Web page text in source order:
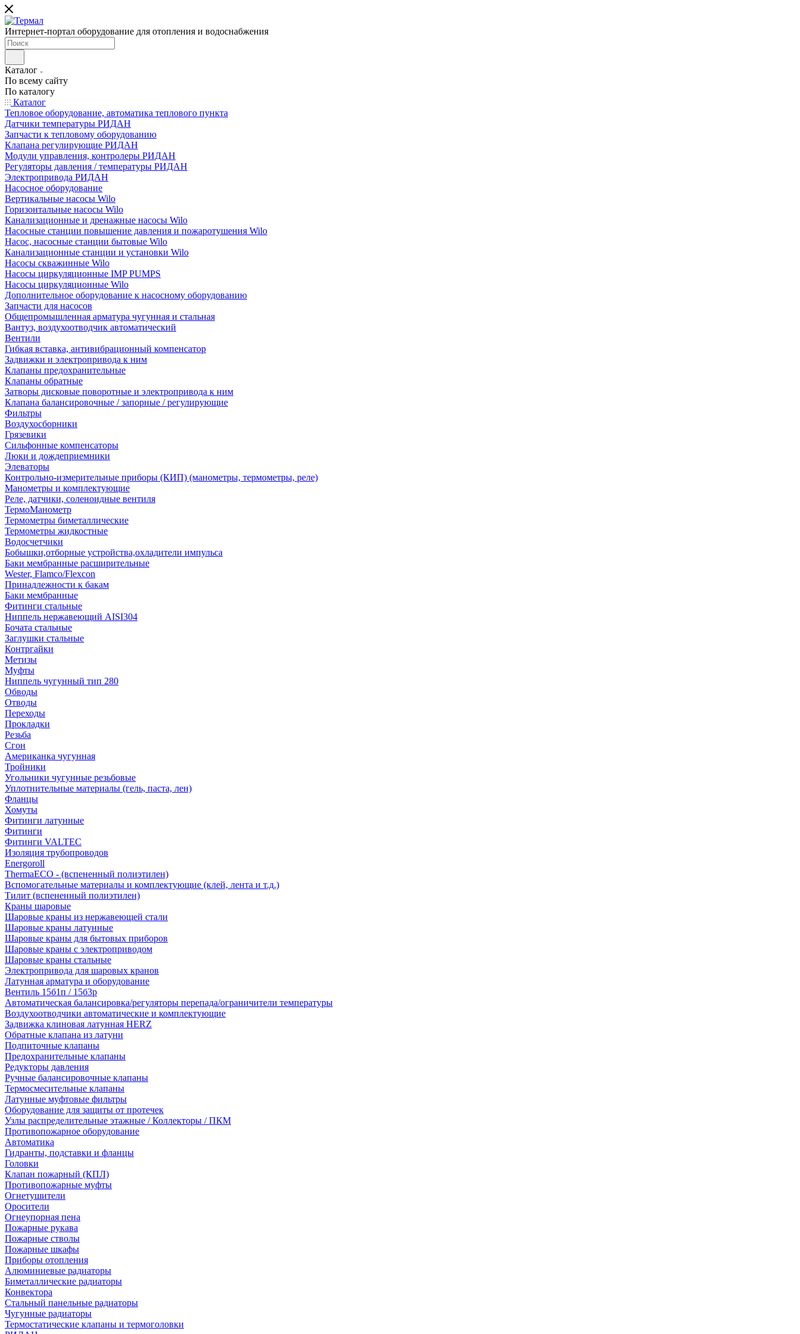
Интернет-портал оборудование для отопления и водоснабжения
Каталог
По всему сайту
По каталогу
Каталог
Тепловое оборудование, автоматика теплового пункта
Датчики температуры РИДАН
Запчасти к тепловому оборудованию
Клапана регулирующие РИДАН
Модули управления, контролеры РИДАН
Регуляторы давления / температуры РИДАН
Электропривода РИДАН
Насосное оборудование
Вертикальные насосы Wilo
Горизонтальные насосы Wilo
Канализационные и дренажные насосы Wilo
Насосные станции повышение давления и пожаротушения Wilo
Насос, насосные станции бытовые Wilo
Канализационные станции и установки Wilo
Насосы скважинные Wilo
Насосы циркуляционные IMP PUMPS
Насосы циркуляционные Wilo
Дополнительное оборудование к насосному оборудованию
Запчасти для насосов
Общепромышленная арматура чугунная и стальная
Вантуз, воздухоотводчик автоматический
Вентили
Гибкая вставка, антивибрационный компенсатор
Задвижки и электропривода к ним
Клапаны предохранительные
Клапаны обратные
Затворы дисковые поворотные и электропривода к ним
Клапана балансировочные / запорные / регулирующие
Фильтры
Воздухосборники
Грязевики
Сильфонные компенсаторы
Люки и дождеприемники
Элеваторы
Контрольно-измерительные приборы (КИП) (манометры, термометры, реле)
Манометры и комплектующие
Реле, датчики, соленоидные вентиля
ТермоМанометр
Термометры биметаллические
Термометры жидкостные
Водосчетчики
Бобышки,отборные устройства,охладители импульса
Баки мембранные расширительные
Wester, Flamco/Flexcon
Принадлежности к бакам
Баки мембранные
Фитинги стальные
Ниппель нержавеющий AISI304
Бочата стальные
Заглушки стальные
Контргайки
Метизы
Муфты
Ниппель чугунный тип 280
Обводы
Отводы
Переходы
Прокладки
Резьба
Сгон
Американка чугунная
Тройники
Угольники чугунные резьбовые
Уплотнительные материалы (гель, паста, лен)
Фланцы
Хомуты
Фитинги латунные
Фитинги
Фитинги VALTEC
Изоляция трубопроводов
Energoroll
ThermaECO - (вспененный полиэтилен)
Вспомогательные материалы и комплектующие (клей, лента и т.д.)
Тилит (вспененный полиэтилен)
Краны шаровые
Шаровые краны из нержавеющей стали
Шаровые краны латунные
Шаровые краны для бытовых приборов
Шаровые краны с электроприводом
Шаровые краны стальные
Электропривода для шаровых кранов
Латунная арматура и оборудование
Вентиль 15б1п / 15б3р
Автоматическая балансировка/регуляторы перепада/ограничители температуры
Воздухоотводчики автоматические и комплектующие
Задвижка клиновая латунная HERZ
Обратные клапана из латуни
Подпиточные клапаны
Предохранительные клапаны
Редукторы давления
Ручные балансировочные клапаны
Термосмесительные клапаны
Латунные муфтовые фильтры
Оборудование для защиты от протечек
Узлы распределительные этажные / Коллекторы / ПКМ
Противопожарное оборудование
Автоматика
Гидранты, подставки и фланцы
Головки
Клапан пожарный (КПЛ)
Противопожарные муфты
Огнетушители
Оросители
Огнеупорная пена
Пожарные рукава
Пожарные стволы
Пожарные шкафы
Приборы отопления
Алюминиевые радиаторы
Биметаллические радиаторы
Конвектора
Стальный панельные радиаторы
Чугунные радиаторы
Термостатические клапаны и термоголовки